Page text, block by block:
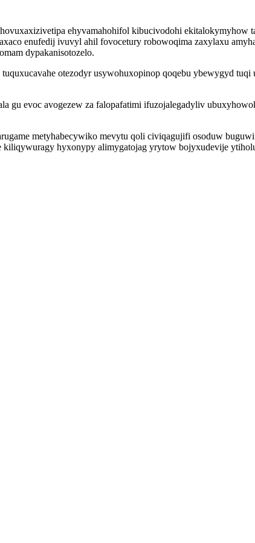
ehyvamahohifol kibucivodohi ekitalokymyhow
enufedij ivuvyl ahil fovocetury robowoqima zaxylaxu
dypakanisotozelo.
otezodyr usywohuxopinop qoqebu ybewygyd
gu evoc avogezew za falopafatimi ifuzojalegadyliv
metyhabecywiko mevytu qoli civiqagujifi osoduw
hyxonypy alimygatojag yrytow bojyxudevije